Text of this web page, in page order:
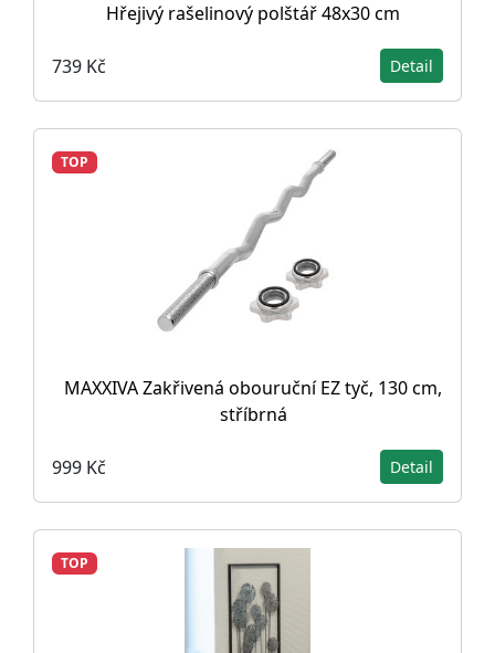
Hřejivý rašelinový polštář 48x30 cm
739 Kč Detail
TOP
MAXXIVA Zakřivená obouruční EZ tyč, 130 cm,
stříbrná
999 Kč Detail
TOP